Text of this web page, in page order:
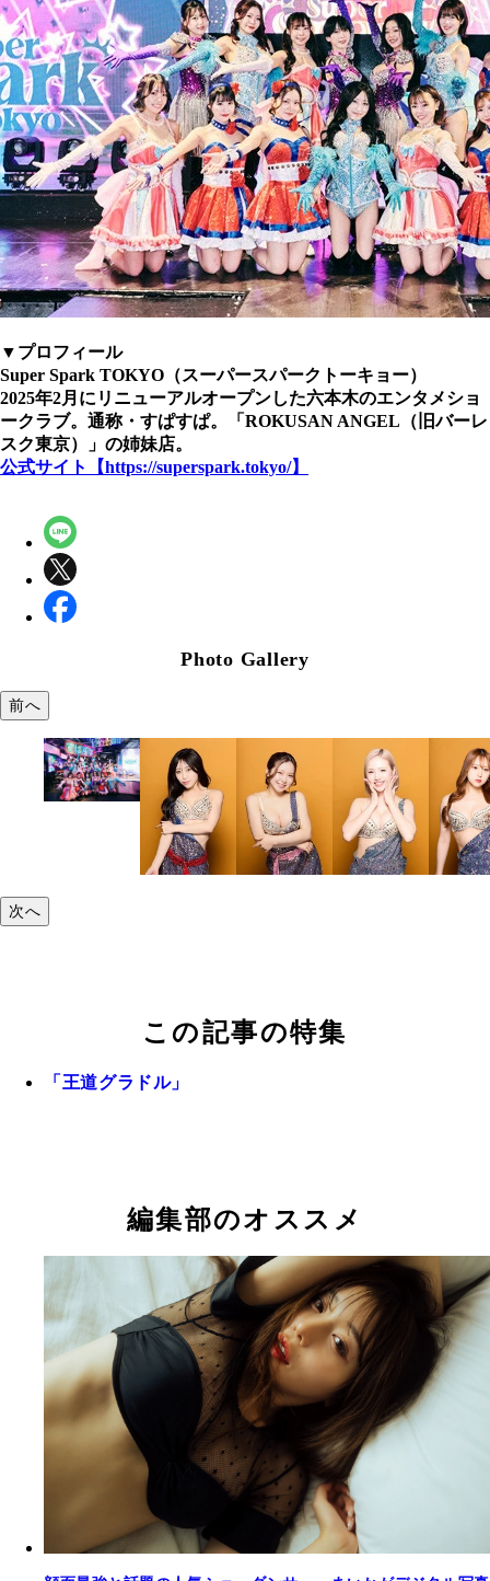
▼プロフィール
Super Spark TOKYO（スーパースパークトーキョー）
2025年2月にリニューアルオープンした六本木のエンタメショ
ークラブ。通称・すぱすぱ。「ROKUSAN ANGEL（旧バーレ
スク東京）」の姉妹店。
公式サイト【https://superspark.tokyo/】
Photo Gallery
前へ
次へ
この記事の特集
「王道グラドル」
編集部のオススメ